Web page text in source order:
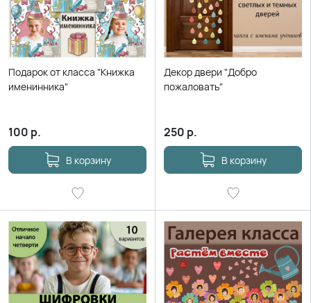
Подарок от класса "Книжка
именинника"
100 р.
В корзину
Декор двери "Добро
пожаловать"
250 р.
В корзину